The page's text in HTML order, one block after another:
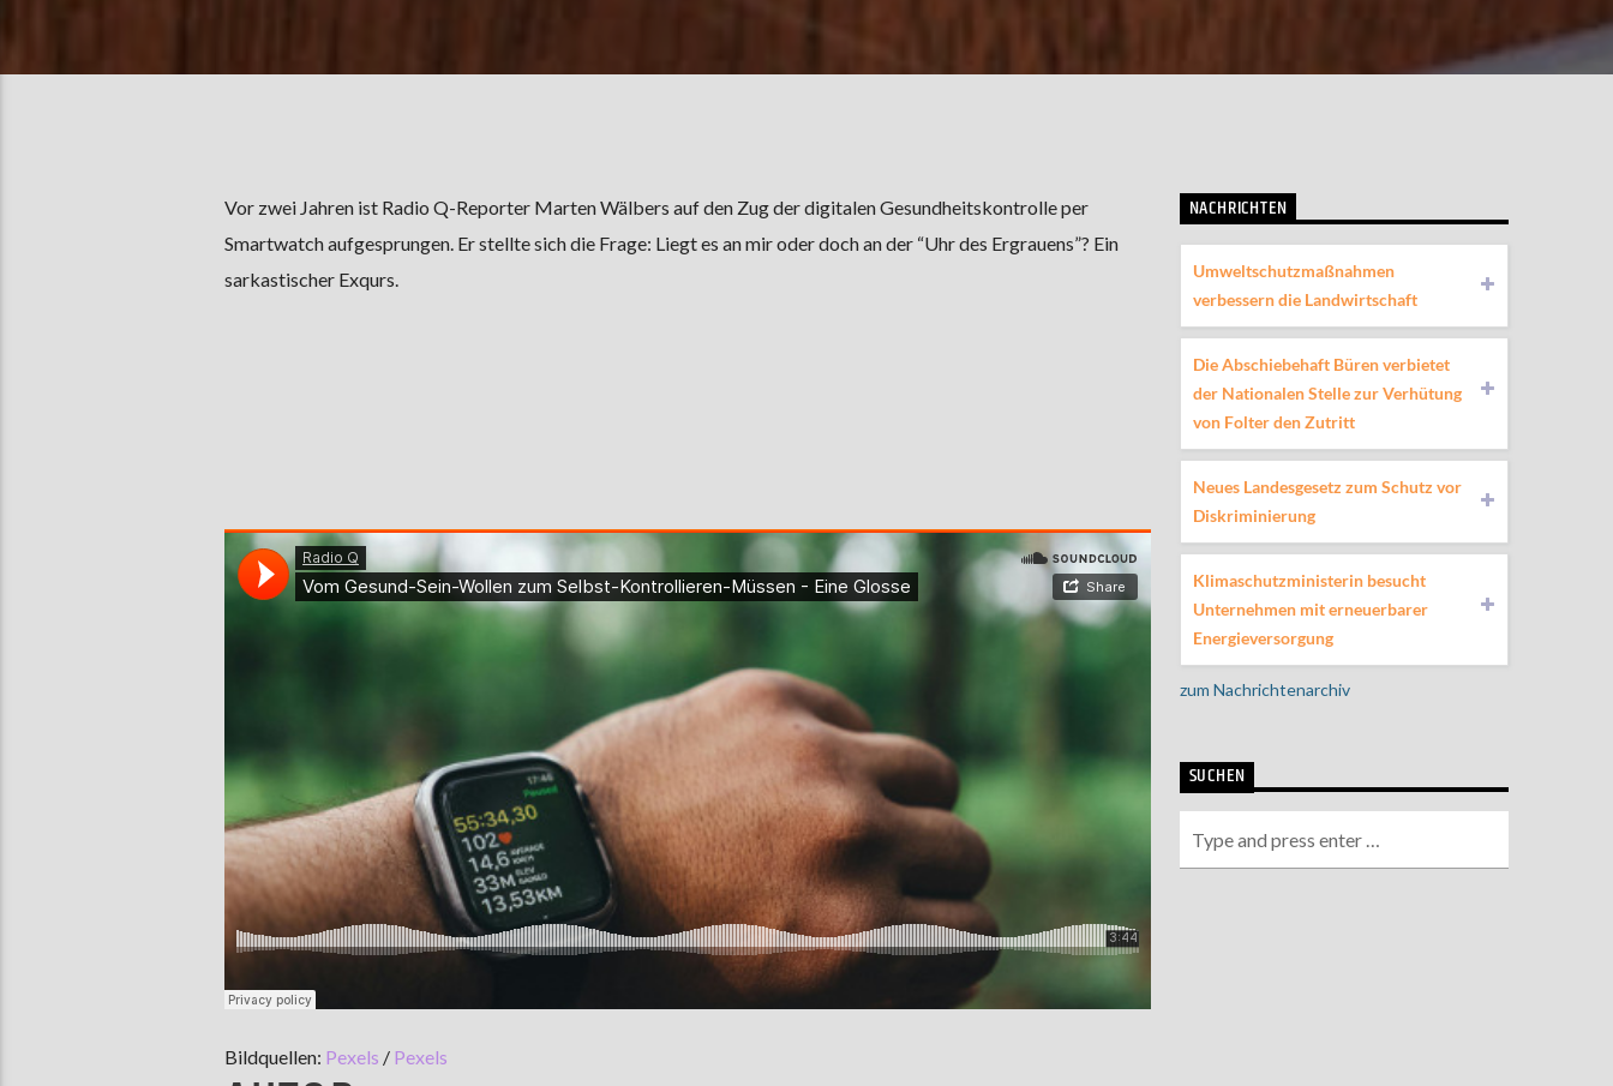
Vor zwei Jahren ist Radio Q-Reporter Marten Wälbers auf den Zug der digitalen Gesundheitskontrolle per
Smartwatch aufgesprungen. Er stellte sich die Frage: Liegt es an mir oder doch an der “Uhr des Ergrauens”? Ein
sarkastischer Exqurs.
Bildquellen: Pexels / Pexels
NACHRICHTEN
Umweltschutzmaßnahmen
verbessern die Landwirtschaft
Die Abschiebehaft Büren verbietet
der Nationalen Stelle zur Verhütung
von Folter den Zutritt
Neues Landesgesetz zum Schutz vor
Diskriminierung
Klimaschutzministerin besucht
Unternehmen mit erneuerbarer
Energieversorgung
zum Nachrichtenarchiv
SUCHEN